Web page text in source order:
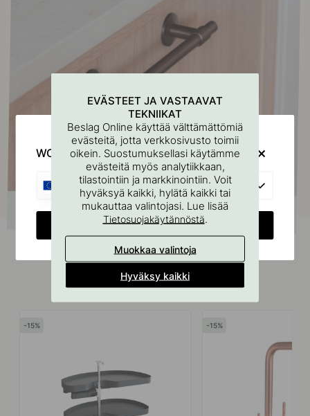
Liittyvät tuotteet
15 15
EVÄSTEET JA VASTAAVAT
TEKNIIKAT
Beslag Online käyttää välttämättömiä
evästeitä, jotta verkkosivusto toimii
oikein. Suostumuksellasi käytämme
evästeitä myös analytiikkaan,
tilastointiin ja markkinointiin. Voit
hyväksyä kaikki, hylätä kaikki tai
mukauttaa valintojasi. Lue lisää
Tietosuojakäytännöstä.
Muokkaa valintoja
Hyväksy kaikki
WOULD YOU RATHER VISIT?
EU
CHANGE COUNTRY